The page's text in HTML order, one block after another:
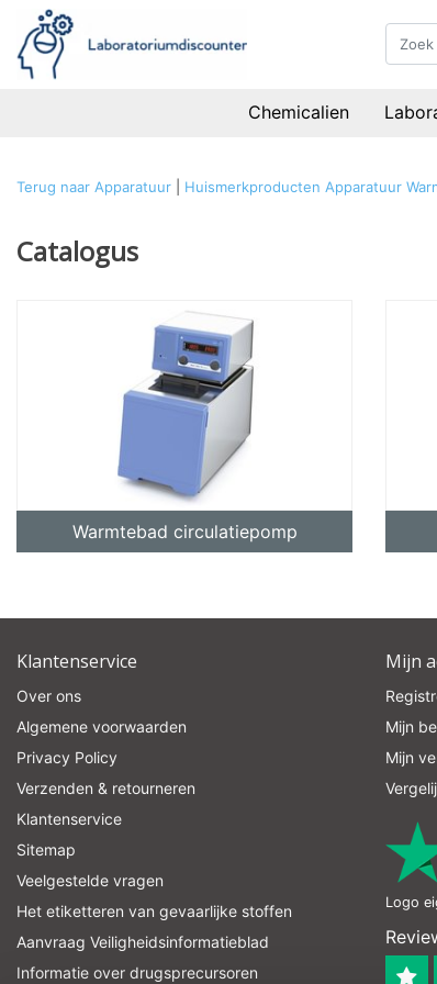
Chemicalien
Terug naar Apparatuur Huismerkproducten Apparatuur
Catalogus
Warmtebad circulatiepomp
Klantenservice
Over ons
Algemene voorwaarden
Privacy Policy
Verzenden & retourneren
Klantenservice
Sitemap
Veelgestelde vragen
Het etiketteren van gevaarlijke stoffen
Aanvraag Veiligheidsinformatieblad
Informatie over drugsprecursoren
Mijn
Mijn
Mijn
Logo